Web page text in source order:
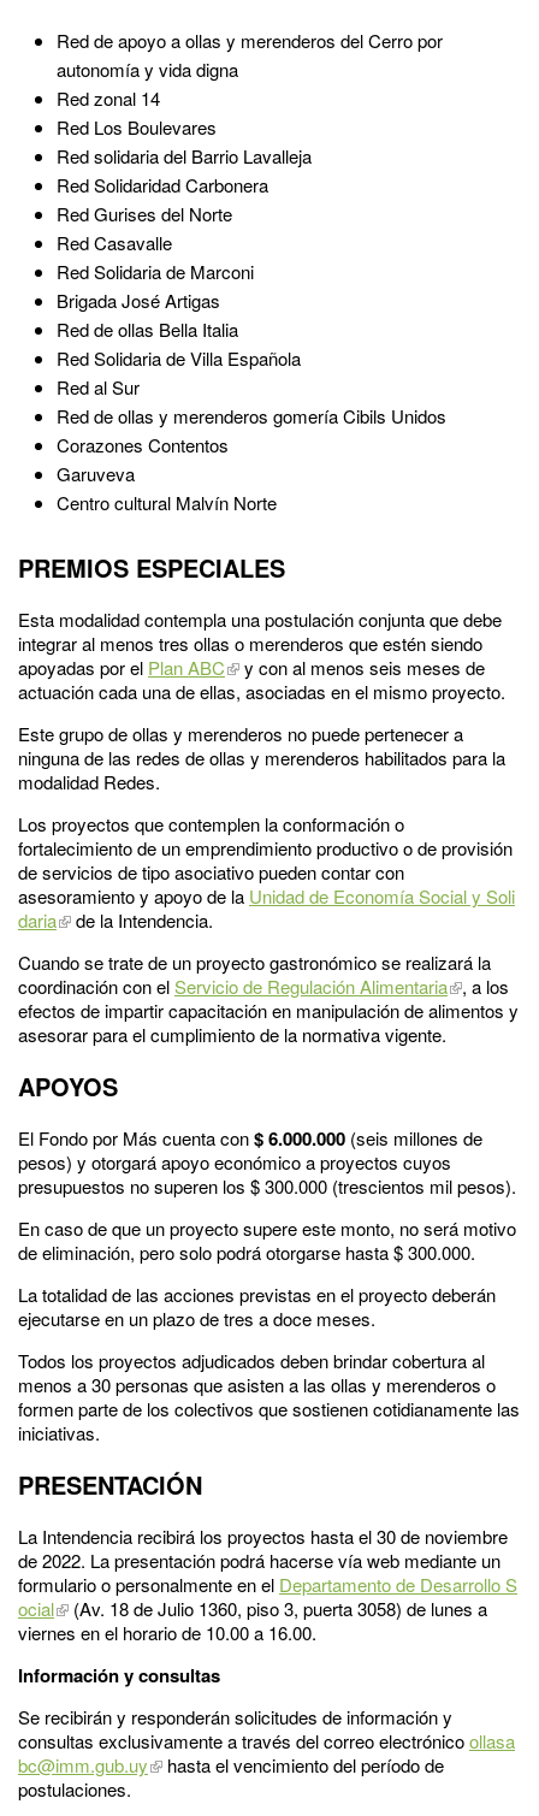
Red de apoyo a ollas y merenderos del Cerro por
autonomía y vida digna
Red zonal 14
Red Los Boulevares
Red solidaria del Barrio Lavalleja
Red Solidaridad Carbonera
Red Gurises del Norte
Red Casavalle
Red Solidaria de Marconi
Brigada José Artigas
Red de ollas Bella Italia
Red Solidaria de Villa Española
Red al Sur
Red de ollas y merenderos gomería Cibils Unidos
Corazones Contentos
Garuveva
Centro cultural Malvín Norte
PREMIOS ESPECIALES
Esta modalidad contempla una postulación conjunta que debe
integrar al menos tres ollas o merenderos que estén siendo
apoyadas por el Plan ABC
y con al menos seis meses de
actuación cada una de ellas, asociadas en el mismo proyecto.
Este grupo de ollas y merenderos no puede pertenecer a
ninguna de las redes de ollas y merenderos habilitados para la
modalidad Redes.
Los proyectos que contemplen la conformación o
fortalecimiento de un emprendimiento productivo o de provisión
de servicios de tipo asociativo pueden contar con
asesoramiento y apoyo de la Unidad de Economía Social y Soli
daria
de la Intendencia.
Cuando se trate de un proyecto gastronómico se realizará la
coordinación con elServicio de Regulación Alimentaria
, a los
efectos de impartir capacitación en manipulación de alimentos y
asesorar para el cumplimiento de la normativa vigente.
APOYOS
El Fondo por Más cuenta con$ 6.000.000 (seis millones de
pesos) y otorgará apoyo económico a proyectos cuyos
presupuestos no superen los $ 300.000 (trescientos mil pesos).
En caso de que un proyecto supere este monto, no será motivo
de eliminación, pero solo podrá otorgarse hasta $ 300.000.
La totalidad de las acciones previstas en el proyecto deberán
ejecutarse en un plazo de tres a doce meses.
Todos los proyectos adjudicados deben brindar cobertura al
menos a 30 personas que asisten a las ollas y merenderos o
formen parte de los colectivos que sostienen cotidianamente las
iniciativas.
PRESENTACIÓN
La Intendencia recibirá los proyectos hasta el 30 de noviembre
de 2022. La presentación podrá hacerse vía web mediante un
formulario o personalmente en el Departamento de Desarrollo S
ocial
(Av. 18 de Julio 1360, piso 3, puerta 3058) de lunes a
viernes en el horario de 10.00 a 16.00.
Información y consultas
Se recibirán y responderán solicitudes de información y
consultas exclusivamente a través del correo electrónicoollasa
bc@imm.gub.uy
hasta el vencimiento del período de
postulaciones.